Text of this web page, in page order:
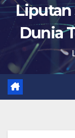
Liputan
Dunia